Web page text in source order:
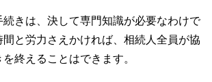
きは、決して専門知識が必要なわけで
と労力さえかければ、相続人全員が協
終えることはできます。